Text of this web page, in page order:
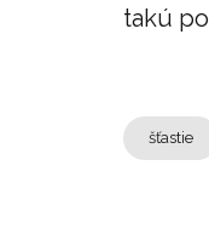
takú
šťastie